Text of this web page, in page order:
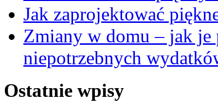
Jak zaprojektować
Zmiany w domu – jak je
niepotrzebnych
Ostatnie wpisy